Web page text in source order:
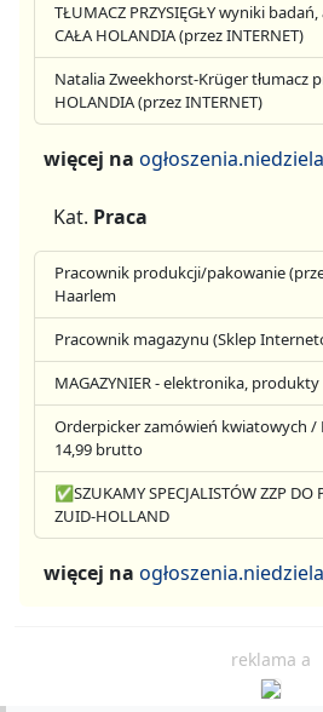
TŁUMACZ PRZYSIĘGŁY wyniki
CAŁA HOLANDIA (przez INTERNET)
Natalia Zweekhorst-Krüger tłumacz
HOLANDIA (przez INTERNET)
więcej na
Kat. Praca
Pracownik produkcji/pakowanie
Haarlem
Pracownik magazynu (Sklep
MAGAZYNIER - elektronika,
Orderpicker zamówień kwiatowych /
14,99 brutto
✅SZUKAMY SPECJALISTÓW ZZP DO
ZUID-HOLLAND
więcej na
reklama a